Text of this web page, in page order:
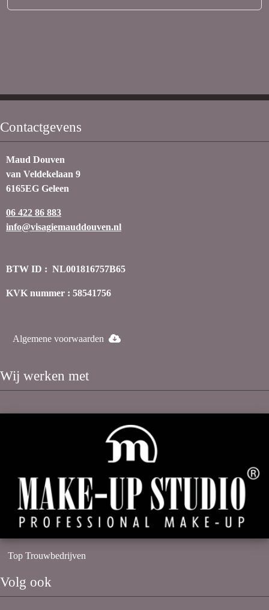
Contactgevens
Maud Douven
van Veldekelaan 9
6165EG Geleen
06 422 86 883
info@visagiemauddouven.nl
BTW ID : NL001816757B65
KVK nummer : 58541756
Algemene voorwaarden
Wij werken met
Top Trouwbedrijven
Volg ook